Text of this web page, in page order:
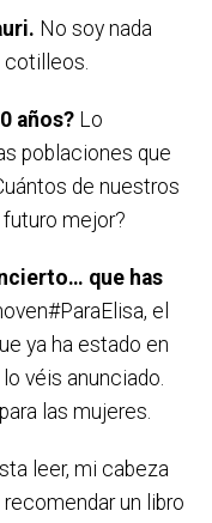
No soy nada
cotilleos.
años?Lo
poblaciones que
de nuestros
futuro mejor?
que has
el
ya ha estado en
véis anunciado.
las mujeres.
leer, mi cabeza
un libro